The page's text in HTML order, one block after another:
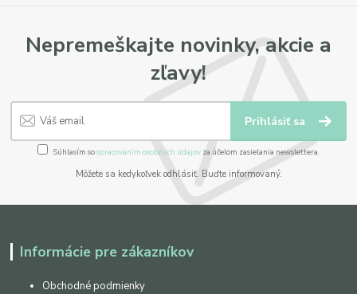
Nepremeškajte novinky, akcie a
zľavy!
Prihlásiť sa
Súhlasím sospracovaním osobných údajov za účelom zasielania newslettera.
Môžete sa kedykoľvek odhlásiť. Buďte informovaný.
Informácie pre zákazníkov
Obchodné podmienky